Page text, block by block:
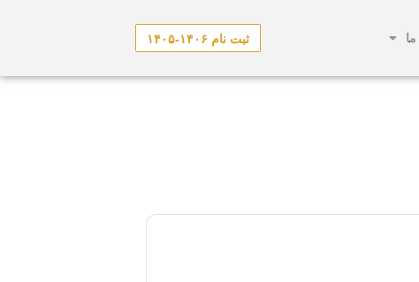
ثبت نام ۱۴۰۶-۱۴۰۵